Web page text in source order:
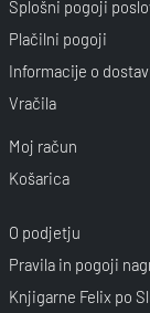
Splošni pogoji
Plačilni pogoji
Informacije o
Vračila
Moj račun
Košarica
O podjetju
Pravila in pogoji
Knjigarne Felix po